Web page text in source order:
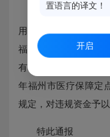
福建永惠医药连锁
用医保基金案。在
福建永惠医药连锁有
有标价签等违规问题
年福州市医疗保障定
规定，对违规资金予以
特此通报
置语言的译文！
开启